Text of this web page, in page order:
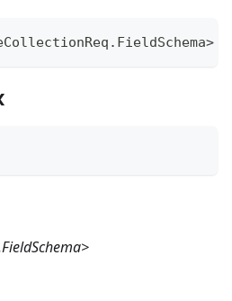
. FieldSchema>